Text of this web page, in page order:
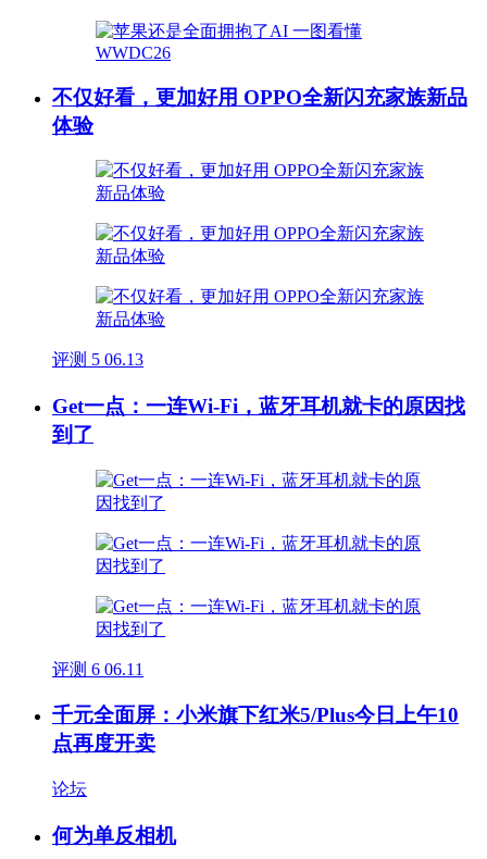
不仅好看，更加好用 OPPO全新闪充家族新品
体验
评测 5 06.13
Get一点：一连Wi-Fi，蓝牙耳机就卡的原因找
到了
评测 6 06.11
千元全面屏：小米旗下红米5/Plus今日上午10
点再度开卖
论坛
何为单反相机